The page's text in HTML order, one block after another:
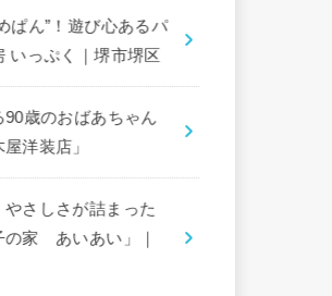
ぱん”！遊び心あるパ
いっぷく｜堺市堺区
歳のおばあちゃん
洋装店」
さしさが詰まった
の家 あいあい」｜